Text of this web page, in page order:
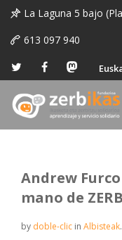
La Laguna 5 bajo
613 097 940
Andrew
mano de
by doble-clic in Albisteak.